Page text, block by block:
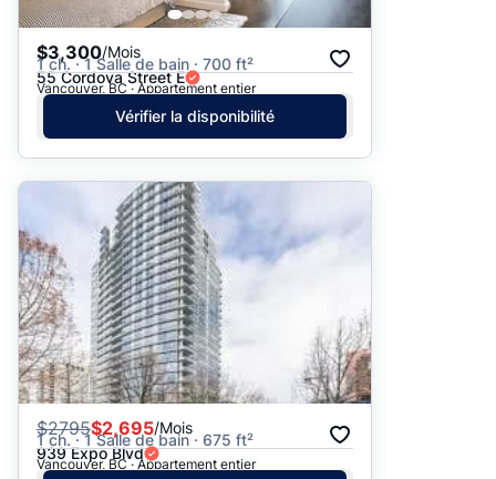
$3,300/Mois
1 ch. · 1 Salle de bain · 700 ft²
55 Cordova Street E
Vancouver, BC · Appartement entier
Vérifier la disponibilité
$2795$2,695/Mois
1 ch. · 1 Salle de bain · 675 ft²
939 Expo Blvd
Vancouver, BC · Appartement entier